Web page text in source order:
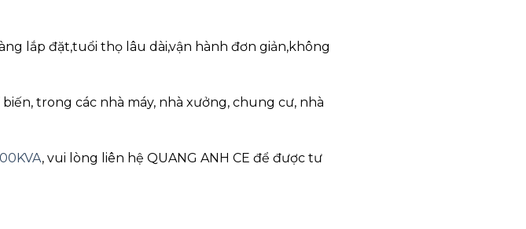
lắp đặt,tuổi thọ lâu dài,vận hành đơn giản,không
trong các nhà máy, nhà xưởng, chung cư, nhà
, vui lòng liên hệ QUANG ANH CE để được tư